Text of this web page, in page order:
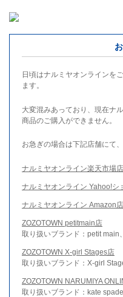
日頃はナルミヤオンラインを
ます。
大変混みあっており、現在ナ
商品のご購入ができません。
お急ぎの場合は下記店舗にて
ナルミヤオンライン楽天市場店
ナルミヤオンライン Yahoo!シ
ナルミヤオンライン Amazon店
ZOZOTOWN petitmain店
取り扱いブランド：petit main
ZOZOTOWN X-girl Stages店
取り扱いブランド：X-girl
ZOZOTOWN NARUMIYA
取り扱いブランド：kate